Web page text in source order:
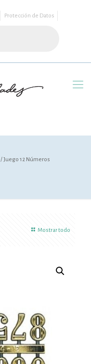
Protección de Datos
/ Juego 12 Números
Mostrar todo